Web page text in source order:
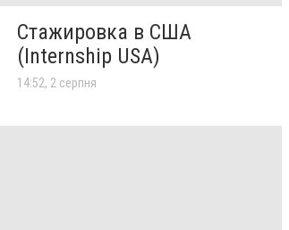
Стажировка в США
(Internship USA)
14:52, 2 серпня